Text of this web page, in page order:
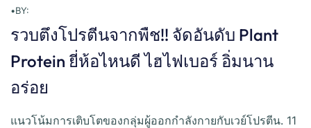
•BY:
รวบตึงโปรตีนจากพืช!! จัดอันดับ Plant
Protein ยี่ห้อไหนดี ไฮไฟเบอร์ อิ่มนาน
อร่อย
แนวโน้มการเติบโตของกลุ่มผู้ออกกำลังกายกับเวย์โปรตีน. 11